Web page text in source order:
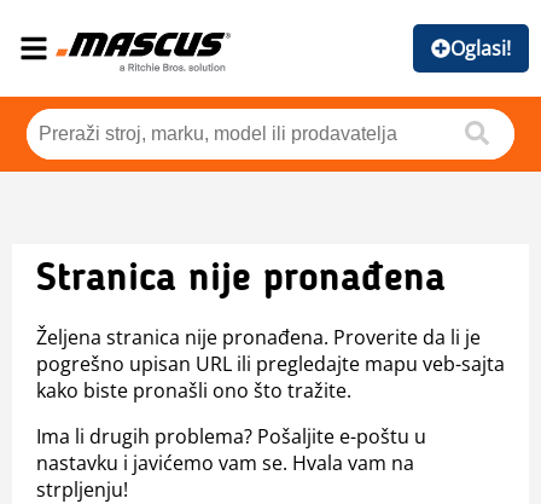
Oglasi!
Stranica nije pronađena
Željena stranica nije pronađena. Proverite da li je
pogrešno upisan URL ili pregledajte mapu veb-sajta
kako biste pronašli ono što tražite.
Ima li drugih problema? Pošaljite e-poštu u
nastavku i javićemo vam se. Hvala vam na
strpljenju!